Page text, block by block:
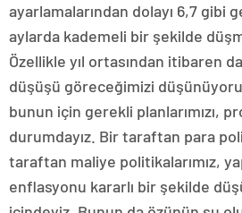
ayarlamalarından dolayı 6,7 gibi
aylarda kademeli bir şekilde
Özellikle yıl ortasından itibaren
düşüşü göreceğimizi
bunun için gerekli planlarımızı,
durumdayız. Bir taraftan para
taraftan maliye politikalarımız,
enflasyonu kararlı bir şekilde